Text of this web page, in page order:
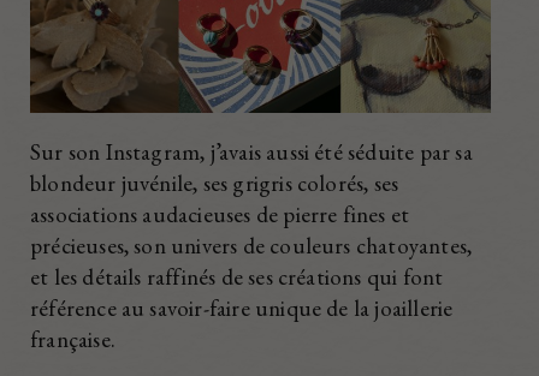
Sur son Instagram, j’avais aussi été séduite par sa
blondeur juvénile, ses grigris colorés, ses
associations audacieuses de pierre fines et
précieuses, son univers de couleurs chatoyantes,
et les détails raffinés de ses créations qui font
référence au savoir-faire unique de la joaillerie
française.